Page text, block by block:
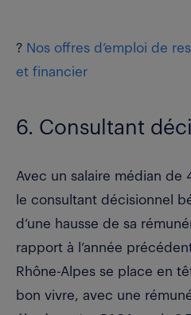
? Nos offres d’emploi de
et financier
6. Consultant
Avec un salaire médian de
le consultant décisionnel
d’une hausse de sa
rapport à l’année
Rhône-Alpes se place en
bon vivre, avec une